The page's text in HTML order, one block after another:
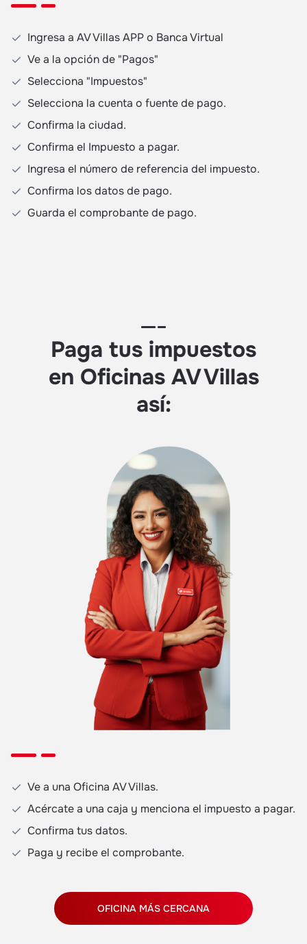
Ingresa a AV Villas APP o Banca Virtual
Ve a la opción de "Pagos"
Selecciona "Impuestos"
Selecciona la cuenta o fuente de pago.
Confirma la ciudad.
Confirma el Impuesto a pagar.
Ingresa el número de referencia del impuesto.
Confirma los datos de pago.
Guarda el comprobante de pago.
Paga tus impuestos
en Oficinas AV Villas
así:
Ve a una Oficina AV Villas.
Acércate a una caja y menciona el impuesto a pagar.
Confirma tus datos.
Paga y recibe el comprobante.
OFICINA MÁS CERCANA